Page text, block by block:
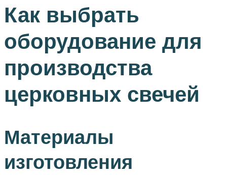
Как выбрать
оборудование для
производства
церковных свечей
Материалы
изготовления